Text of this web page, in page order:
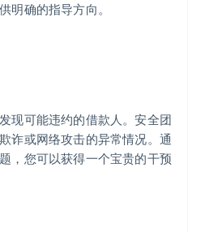
明确的指导方向。
现可能违约的借款人。安全团
诈或网络攻击的异常情况。通
，您可以获得一个宝贵的干预